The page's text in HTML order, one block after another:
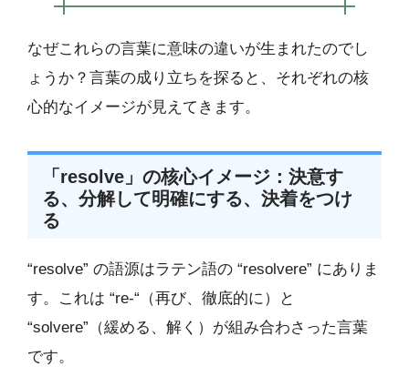
なぜこれらの言葉に意味の違いが生まれたのでし
ょうか？言葉の成り立ちを探ると、それぞれの核
心的なイメージが見えてきます。
「resolve」の核心イメージ：決意す
る、分解して明確にする、決着をつけ
る
“resolve” の語源はラテン語の “resolvere” にありま
す。これは “re-“（再び、徹底的に）と
“solvere”（緩める、解く）が組み合わさった言葉
です。